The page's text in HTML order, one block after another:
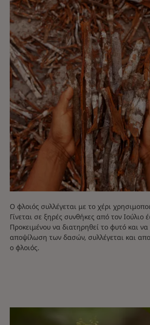
Ο φλοιός συλλέγεται με το χέρι
Γίνεται σε ξηρές συνθήκες από τον Ιούλιο
Προκειμένου να διατηρηθεί το φυτό και
αποψίλωση των δασών, συλλέγεται και
ο φλοιός.